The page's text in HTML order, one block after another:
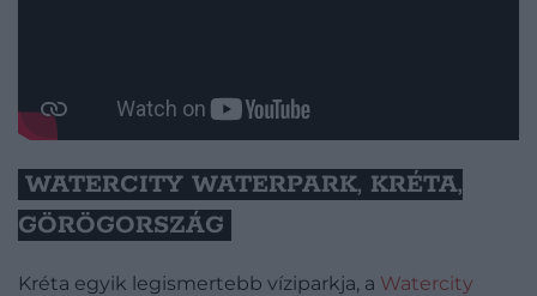
WATERCITY WATERPARK, KRÉTA,
GÖRÖGORSZÁG
Kréta egyik legismertebb víziparkja, a Watercity